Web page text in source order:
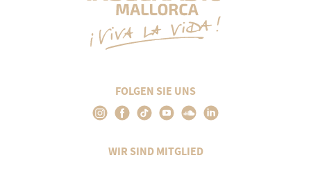
FOLGEN SIE UNS
WIR SIND MITGLIED